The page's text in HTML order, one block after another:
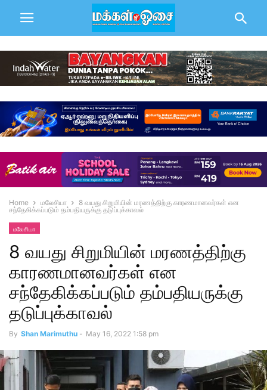
Home மலேசியா
8 வயது சிறுமியின் மரணத்திற்கு காரணமானவர்கள் என
சந்தேகிக்கப்படும் தம்பதியருக்கு தடுப்புக்காவல்
மலேசியா
8 வயது சிறுமியின் மரணத்திற்கு
காரணமானவர்கள் என
சந்தேகிக்கப்படும் தம்பதியருக்கு
தடுப்புக்காவல்
By Shan Marimuthu - May 16, 2022 1:58 pm